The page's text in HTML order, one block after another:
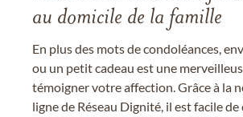
au domicile de la famille
En plus des mots de condoléances,
ou un petit cadeau est une
témoigner votre affection. Grâce à la
ligne de Réseau Dignité, il est facile